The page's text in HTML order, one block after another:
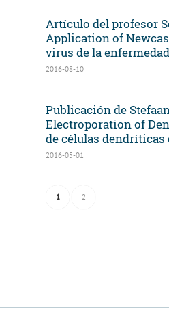
Artículo del profesor
Application of
virus de la
2016-08-10
Publicación de
Electroporation of
de células
2016-05-01
1 2